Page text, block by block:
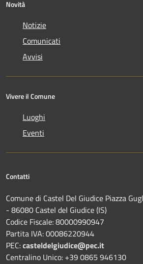
Novità
Notizie
Comunicati
Avvisi
Vivere il Comune
Luoghi
Eventi
Contatti
Comune di Castel Del Giudice Piazza
- 86080 Castel del Giudice (IS)
Codice Fiscale: 80000990947
Partita IVA: 00086220944
PEC:casteldelgiudice@pec.it
Centralino Unico: +39 0865 946130